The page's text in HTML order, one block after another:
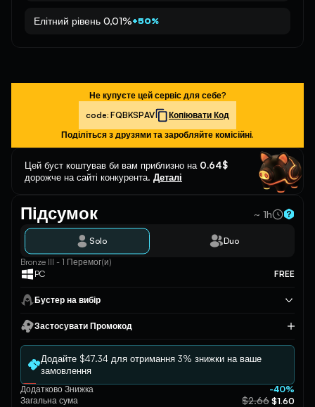
Елітний рівень 0,01%+50%
Не купуєте цей сервіс для себе?
code: FQBKSPAV
Копіювати Код
Поділіться з друзями та заробляйте комісійні.
Цей буст коштував би вам приблизно на 0.64$
дорожче на сайті конкурента. Деталі
Підсумок ~ 1h
Solo Duo
Bronze III - 1 Перемог(и)
PC
FREE
Бустер на вибір
Застосувати Промокод
Застосувати
Додайте $47.34 для отримання 3% знижки на ваше
замовлення
Додатково Знижка
-40%
Загальна сума
$2.66 $1.60